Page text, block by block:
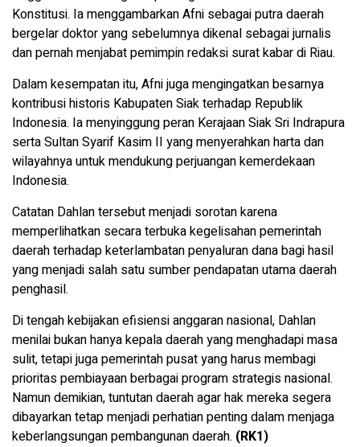
Konstitusi. Ia menggambarkan Afni sebagai putra daerah
bergelar doktor yang sebelumnya dikenal sebagai jurnalis
dan pernah menjabat pemimpin redaksi surat kabar di Riau.
Dalam kesempatan itu, Afni juga mengingatkan besarnya
kontribusi historis Kabupaten Siak terhadap Republik
Indonesia. Ia menyinggung peran Kerajaan Siak Sri Indrapura
serta Sultan Syarif Kasim II yang menyerahkan harta dan
wilayahnya untuk mendukung perjuangan kemerdekaan
Indonesia.
Catatan Dahlan tersebut menjadi sorotan karena
memperlihatkan secara terbuka kegelisahan pemerintah
daerah terhadap keterlambatan penyaluran dana bagi hasil
yang menjadi salah satu sumber pendapatan utama daerah
penghasil.
Di tengah kebijakan efisiensi anggaran nasional, Dahlan
menilai bukan hanya kepala daerah yang menghadapi masa
sulit, tetapi juga pemerintah pusat yang harus membagi
prioritas pembiayaan berbagai program strategis nasional.
Namun demikian, tuntutan daerah agar hak mereka segera
dibayarkan tetap menjadi perhatian penting dalam menjaga
keberlangsungan pembangunan daerah. (RK1)